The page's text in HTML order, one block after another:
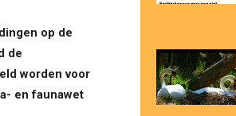
op de
de
worden voor
en faunawet